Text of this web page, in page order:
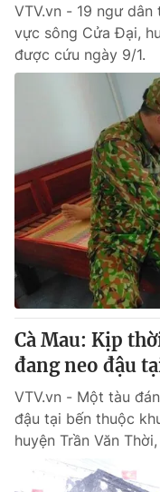
VTV.vn - 19 ngư
vực sông Cửa Đại,
được cứu ngày 9/1.
Cà Mau: Kịp
đang neo đậu
VTV.vn - Một tàu
đậu tại bến thuộc
huyện Trần Văn